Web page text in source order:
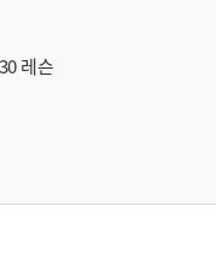
레슨